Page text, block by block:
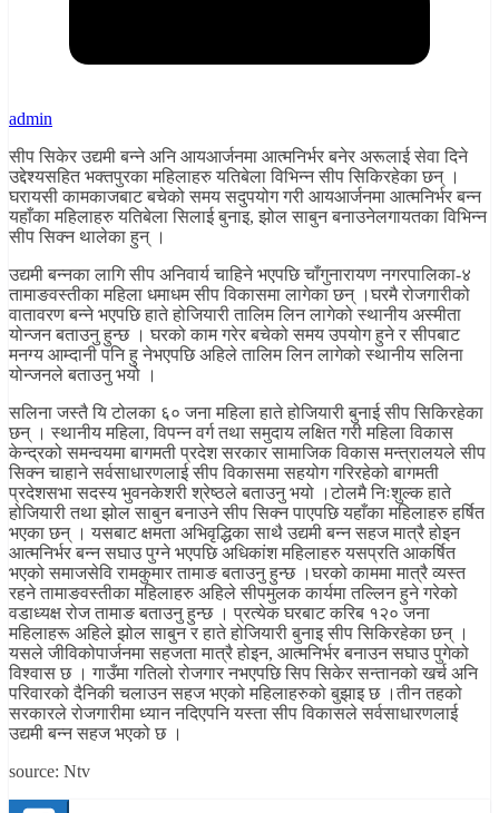
admin
सीप सिकेर उद्यमी बन्ने अनि आयआर्जनमा आत्मनिर्भर बनेर अरूलाई सेवा दिने
उद्देश्यसहित भक्तपुरका महिलाहरु यतिबेला विभिन्न सीप सिकिरहेका छन् ।
घरायसी कामकाजबाट बचेको समय सदुपयोग गरी आयआर्जनमा आत्मनिर्भर बन्न
यहाँका महिलाहरु यतिबेला सिलाई बुनाइ, झोल साबुन बनाउनेलगायतका विभिन्न
सीप सिक्न थालेका हुन् ।
उद्यमी बन्नका लागि सीप अनिवार्य चाहिने भएपछि चाँगुनारायण नगरपालिका-४
तामाङवस्तीका महिला धमाधम सीप विकासमा लागेका छन् ।घरमै रोजगारीको
वातावरण बन्ने भएपछि हाते होजियारी तालिम लिन लागेको स्थानीय अस्मीता
योन्जन बताउनु हुन्छ । घरको काम गरेर बचेको समय उपयोग हुने र सीपबाट
मनग्य आम्दानी पनि हु नेभएपछि अहिले तालिम लिन लागेको स्थानीय सलिना
योन्जनले बताउनु भयो ।
सलिना जस्तै यि टोलका ६० जना महिला हाते होजियारी बुनाई सीप सिकिरहेका
छन् । स्थानीय महिला, विपन्न वर्ग तथा समुदाय लक्षित गरी महिला विकास
केन्द्रको समन्वयमा बागमती प्रदेश सरकार सामाजिक विकास मन्त्रालयले सीप
सिक्न चाहाने सर्वसाधारणलाई सीप विकासमा सहयोग गरिरहेको बागमती
प्रदेशसभा सदस्य भुवनकेशरी श्रेष्ठले बताउनु भयो ।टोलमै निःशुल्क हाते
होजियारी तथा झोल साबुन बनाउने सीप सिक्न पाएपछि यहाँका महिलाहरु हर्षित
भएका छन् । यसबाट क्षमता अभिवृद्धिका साथै उद्यमी बन्न सहज मात्रै होइन
आत्मनिर्भर बन्न सघाउ पुग्ने भएपछि अधिकांश महिलाहरु यसप्रति आकर्षित
भएको समाजसेवि रामकुमार तामाङ बताउनु हुन्छ ।घरको काममा मात्रै व्यस्त
रहने तामाङवस्तीका महिलाहरु अहिले सीपमुलक कार्यमा तल्लिन हुने गरेको
वडाध्यक्ष रोज तामाङ बताउनु हुन्छ । प्रत्येक घरबाट करिब १२० जना
महिलाहरू अहिले झोल साबुन र हाते होजियारी बुनाइ सीप सिकिरहेका छन् ।
यसले जीविकोपार्जनमा सहजता मात्रै होइन, आत्मनिर्भर बनाउन सघाउ पुगेको
विश्वास छ । गाउँमा गतिलो रोजगार नभएपछि सिप सिकेर सन्तानको खर्च अनि
परिवारको दैनिकी चलाउन सहज भएको महिलाहरुको बुझाइ छ ।तीन तहको
सरकारले रोजगारीमा ध्यान नदिएपनि यस्ता सीप विकासले सर्वसाधारणलाई
उद्यमी बन्न सहज भएको छ ।
source: Ntv